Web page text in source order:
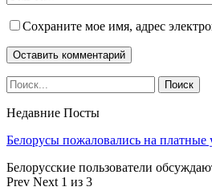
Сохраните мое имя, адрес
Недавние Посты
Белорусы пожаловались на платные
Белорусские пользователи
Prev Next 1 из 3